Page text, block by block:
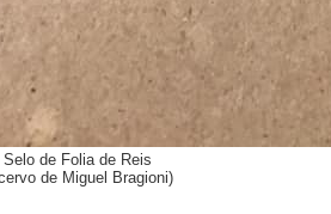
Selo de Folia de Reis
de Miguel Bragioni)